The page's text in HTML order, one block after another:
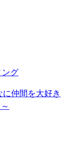
ング
仲間を大好き